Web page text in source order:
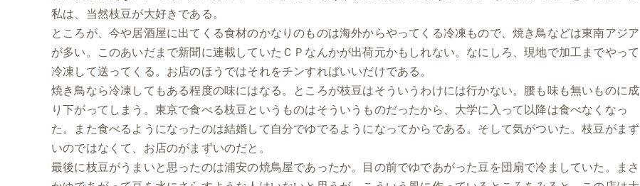
私は、当然枝豆が大好きである。
ところが、今や居酒屋に出てくる食材のかなりのものは海外からやってくる冷凍もので、焼き鳥などは東南アジア
が多い。このあいだまで新聞に連載していたＣＰなんかが出荷元かもしれない。なにしろ、現地で加工までやって
冷凍して送ってくる。お店のほうではそれをチンすればいいだけである。
焼き鳥なら冷凍してもある程度の味にはなる。ところが枝豆はそういうわけには行かない。腰も味も無いものに成
り下がってしまう。東京で食べる枝豆というものはそういうものだったから、大学に入って以降は食べなくなっ
た。また食べるようになったのは結婚して自分でゆでるようになってからである。そして気がついた。枝豆がまず
いのではなくて、お店のがまずいのだと。
最後に枝豆がうまいと思ったのは浦安の焼鳥屋であったか。目の前でゆであがった豆を団扇で冷ましていた。まさ